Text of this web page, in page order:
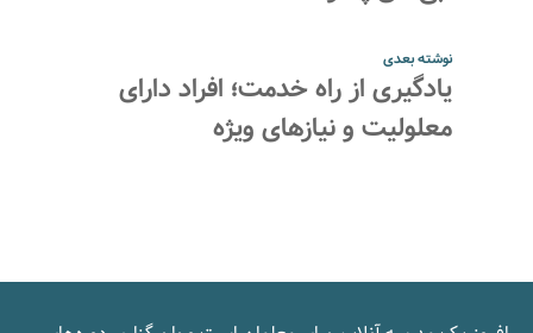
نوشته بعدی
یادگیری از راه خدمت؛ افراد دارای
معلولیت و نیازهای ویژه